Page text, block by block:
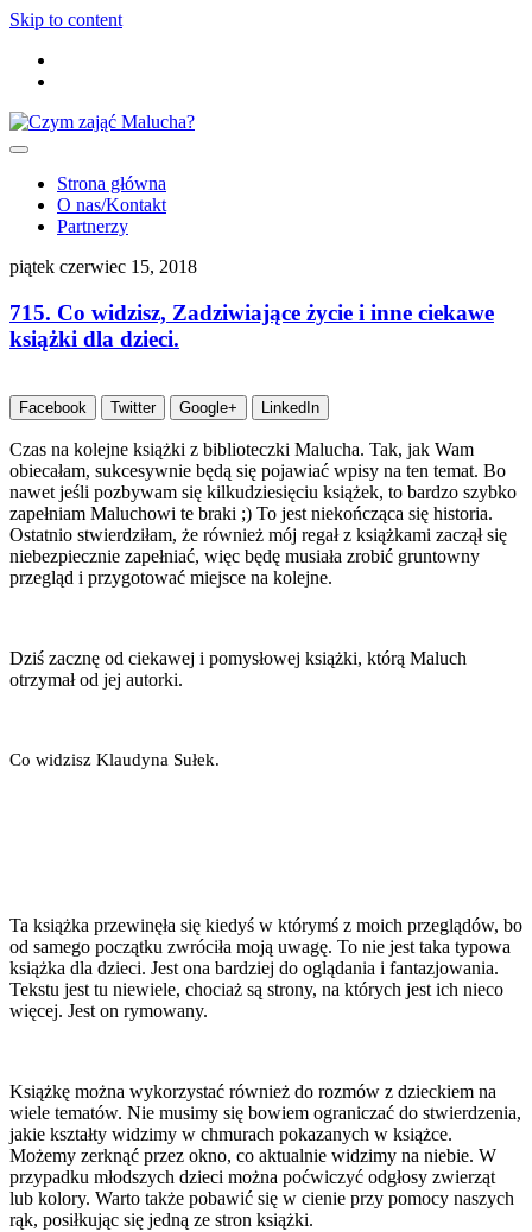
Skip to content
Strona główna
O nas/Kontakt
Partnerzy
piątek czerwiec 15, 2018
715. Co widzisz, Zadziwiające życie i inne ciekawe
książki dla dzieci.
Facebook Twitter Google+ LinkedIn
Czas na kolejne książki z biblioteczki Malucha. Tak, jak Wam
obiecałam, sukcesywnie będą się pojawiać wpisy na ten temat. Bo
nawet jeśli pozbywam się kilkudziesięciu książek, to bardzo szybko
zapełniam Maluchowi te braki ;) To jest niekończąca się historia.
Ostatnio stwierdziłam, że również mój regał z książkami zaczął się
niebezpiecznie zapełniać, więc będę musiała zrobić gruntowny
przegląd i przygotować miejsce na kolejne.
Dziś zacznę od ciekawej i pomysłowej książki, którą Maluch
otrzymał od jej autorki.
Co widzisz Klaudyna Sułek.
Ta książka przewinęła się kiedyś w którymś z moich przeglądów, bo
od samego początku zwróciła moją uwagę. To nie jest taka typowa
książka dla dzieci. Jest ona bardziej do oglądania i fantazjowania.
Tekstu jest tu niewiele, chociaż są strony, na których jest ich nieco
więcej. Jest on rymowany.
Książkę można wykorzystać również do rozmów z dzieckiem na
wiele tematów. Nie musimy się bowiem ograniczać do stwierdzenia,
jakie kształty widzimy w chmurach pokazanych w książce.
Możemy zerknąć przez okno, co aktualnie widzimy na niebie. W
przypadku młodszych dzieci można poćwiczyć odgłosy zwierząt
lub kolory. Warto także pobawić się w cienie przy pomocy naszych
rąk, posiłkując się jedną ze stron książki.